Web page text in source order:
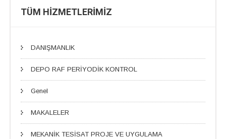
TÜM HİZMETLERİMİZ
DANIŞMANLIK
DEPO RAF PERİYODİK KONTROL
Genel
MAKALELER
MEKANİK TESİSAT PROJE VE UYGULAMA